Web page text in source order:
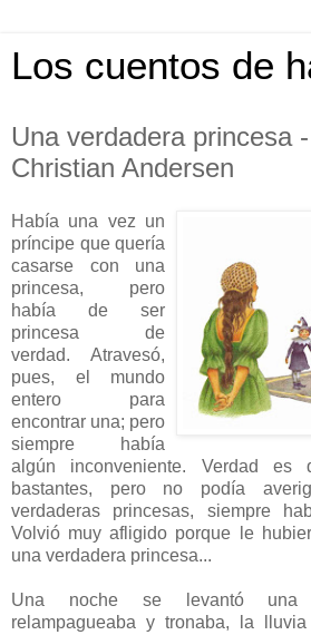
Los cuentos de
Una verdadera princesa
Christian Andersen
Había una vez un
príncipe que quería
casarse con una
princesa, pero
había de ser
princesa de
verdad. Atravesó,
pues, el mundo
entero para
encontrar una; pero
siempre había
algún inconveniente. Verdad es
bastantes, pero no podía
verdaderas princesas, siempre
Volvió muy afligido porque le
una verdadera princesa...
Una noche se levantó una
relampagueaba y tronaba, la